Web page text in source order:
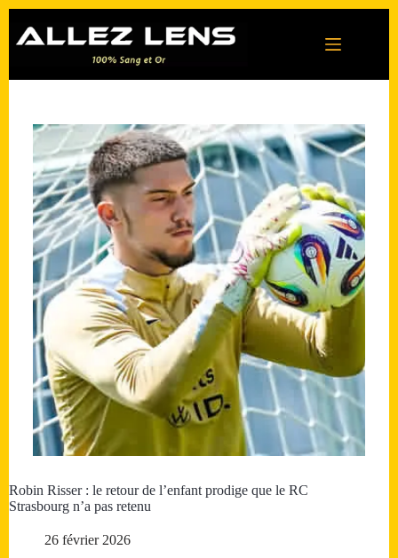
contenu
Robin Risser : le retour de l’enfant prodige que le RC
Strasbourg n’a pas retenu
26 février 2026